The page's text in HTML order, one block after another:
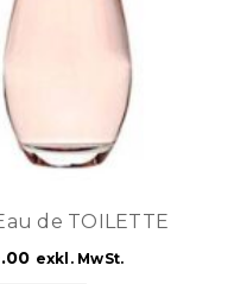
de TOILETTE
exkl. MwSt.